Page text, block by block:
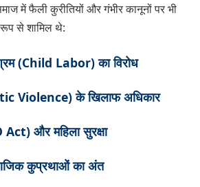
में फैली कुरीतियों और गंभीर कानूनों पर भी
रूप से शामिल थे:
(Child Labor) का विरोध
Violence) के खिलाफ अधिकार
Act) और महिला सुरक्षा
कुप्रथाओं का अंत